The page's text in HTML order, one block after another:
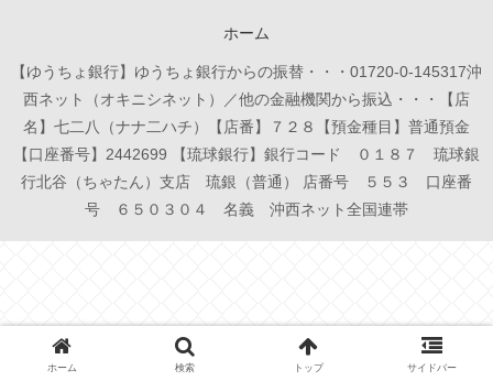
ホーム
【ゆうちょ銀行】ゆうちょ銀行からの振替・・・01720-0-145317沖
西ネット（オキニシネット）／他の金融機関から振込・・・【店
名】七二八（ナナ二ハチ）【店番】７２８【預金種目】普通預金
【口座番号】2442699 【琉球銀行】銀行コード ０１８７ 琉球銀
行北谷（ちゃたん）支店 琉銀（普通） 店番号 ５５３ 口座番
号 ６５０３０４ 名義 沖西ネット全国連帯
ホーム 検索 トップ サイドバー